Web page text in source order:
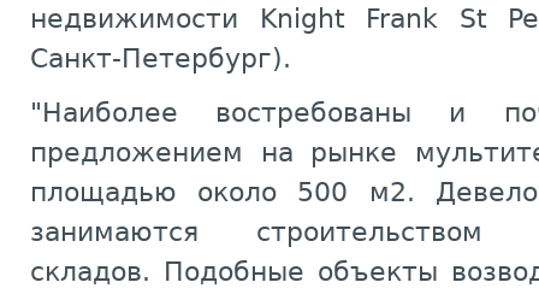
недвижимости Knight Frank St
Санкт-Петербург).
"Наиболее востребованы и
предложением на рынке
площадью около 500 м2.
занимаются строительством
складов. Подобные объекты